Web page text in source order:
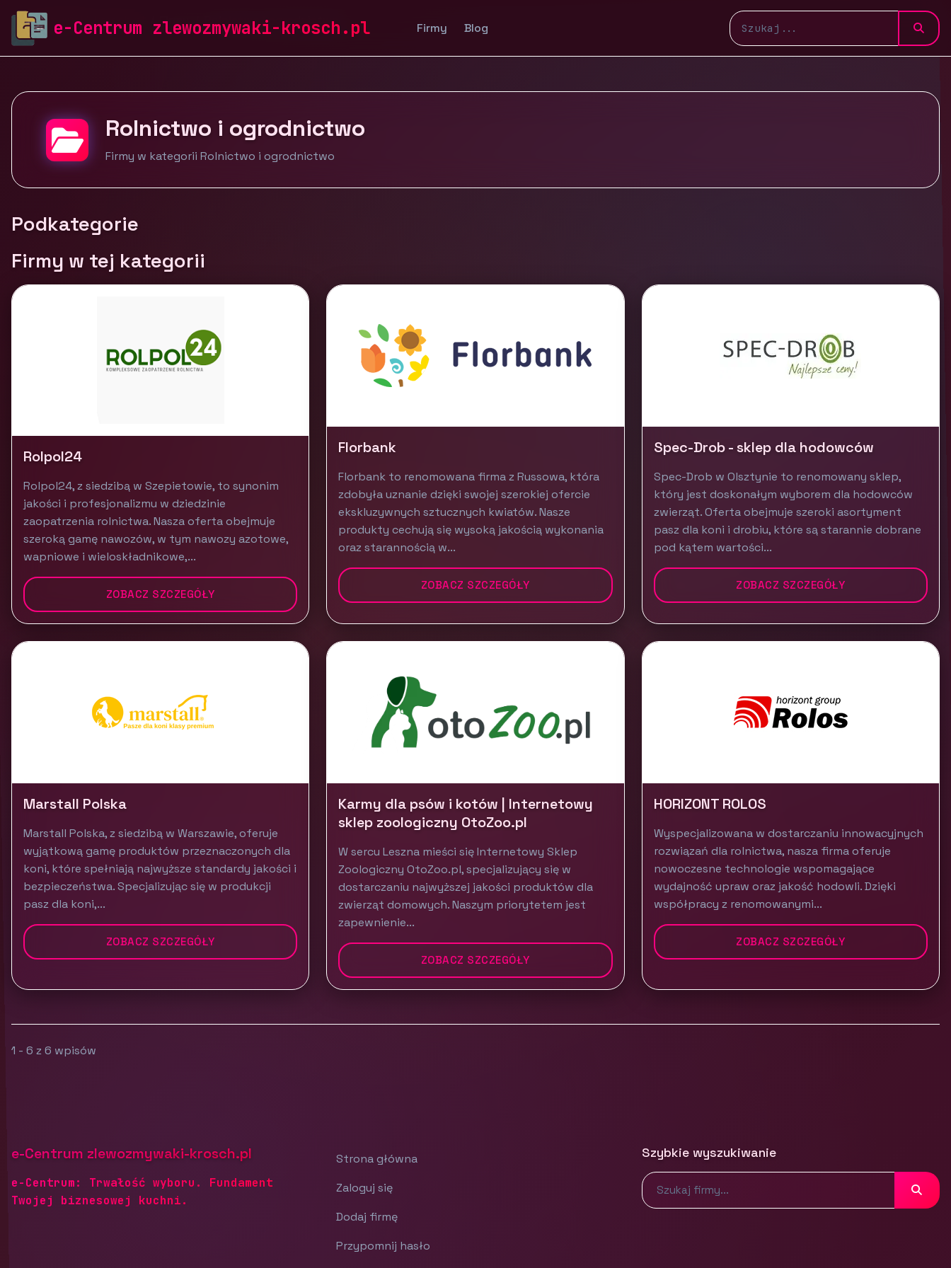
e-Centrum zlewozmywaki-krosch.pl Firmy Blog
zlewozmywaki-krosch.pl Firmy Rolnictwo i ogrodnictwo
Rolnictwo i ogrodnictwo
Firmy w kategorii Rolnictwo i ogrodnictwo
Podkategorie
Firmy w tej kategorii
Rolpol24
Rolpol24, z siedzibą w Szepietowie, to synonim
jakości i profesjonalizmu w dziedzinie
zaopatrzenia rolnictwa. Nasza oferta obejmuje
szeroką gamę nawozów, w tym nawozy azotowe,
wapniowe i wieloskładnikowe,...
ZOBACZ SZCZEGÓŁY
Florbank
Florbank to renomowana firma z Russowa, która
zdobyła uznanie dzięki swojej szerokiej ofercie
ekskluzywnych sztucznych kwiatów. Nasze
produkty cechują się wysoką jakością wykonania
oraz starannością w...
ZOBACZ SZCZEGÓŁY
Spec-Drob - sklep dla hodowców
Spec-Drob w Olsztynie to renomowany sklep,
który jest doskonałym wyborem dla hodowców
zwierząt. Oferta obejmuje szeroki asortyment
pasz dla koni i drobiu, które są starannie dobrane
pod kątem wartości...
ZOBACZ SZCZEGÓŁY
Marstall Polska
Marstall Polska, z siedzibą w Warszawie, oferuje
wyjątkową gamę produktów przeznaczonych dla
koni, które spełniają najwyższe standardy jakości i
bezpieczeństwa. Specjalizując się w produkcji
pasz dla koni,...
ZOBACZ SZCZEGÓŁY
Karmy dla psów i kotów | Internetowy
sklep zoologiczny OtoZoo.pl
W sercu Leszna mieści się Internetowy Sklep
Zoologiczny OtoZoo.pl, specjalizujący się w
dostarczaniu najwyższej jakości produktów dla
zwierząt domowych. Naszym priorytetem jest
zapewnienie...
ZOBACZ SZCZEGÓŁY
HORIZONT ROLOS
Wyspecjalizowana w dostarczaniu innowacyjnych
rozwiązań dla rolnictwa, nasza firma oferuje
nowoczesne technologie wspomagające
wydajność upraw oraz jakość hodowli. Dzięki
współpracy z renomowanymi...
ZOBACZ SZCZEGÓŁY
1 - 6 z 6 wpisów
e-Centrum zlewozmywaki-krosch.pl
e-Centrum: Trwałość wyboru. Fundament
Twojej biznesowej kuchni.
Strona główna
Zaloguj się
Dodaj firmę
Przypomnij hasło
Szybkie wyszukiwanie